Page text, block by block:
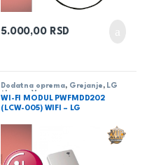
5.000,00 RSD
Dodatna oprema, Grejanje , LG
therma V
WI-FI MODUL PWFMDD202
(LCW-005) WIFI – LG